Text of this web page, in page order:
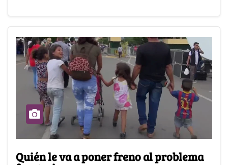
Quién le va a poner freno al problema